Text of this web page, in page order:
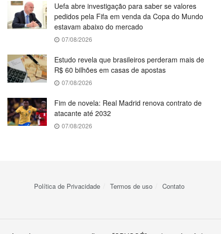
Uefa abre investigação para saber se valores
pedidos pela Fifa em venda da Copa do Mundo
estavam abaixo do mercado
07/08/2026
Estudo revela que brasileiros perderam mais de
R$ 60 bilhões em casas de apostas
07/08/2026
Fim de novela: Real Madrid renova contrato de
atacante até 2032
07/08/2026
Política de Privacidade Termos de uso Contato